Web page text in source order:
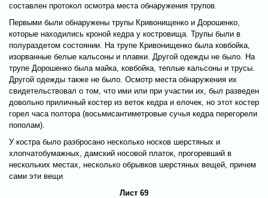
составлен протокол осмотра места обнаружения трупов.
Первыми были обнаружены трупы Кривонищенко и Дорошенко,
которые находились кроной кедра у костровища. Трупы были в
полураздетом состоянии. На трупе Кривонищенко была ковбойка,
изорванные белые кальсоны и плавки. Другой одежды не было. На
трупе Дорошенко была майка, ковбойка, теплые кальсоны и трусы.
Другой одежды также не было. Осмотр места обнаружения их
свидетельствовал о том, что ими или при участии их, был разведен
довольно приличный костер из веток кедра и елочек, но этот костер
горел часа полтора (восьмисантиметровые сучья кедра перегорели
пополам).
У костра было разбросано несколько носков шерстяных и
хлопчатобумажных, дамский носовой платок, прогоревший в
нескольких местах, несколько обрывков шерстяных вещей, причем
сами эти вещи
Лист 69